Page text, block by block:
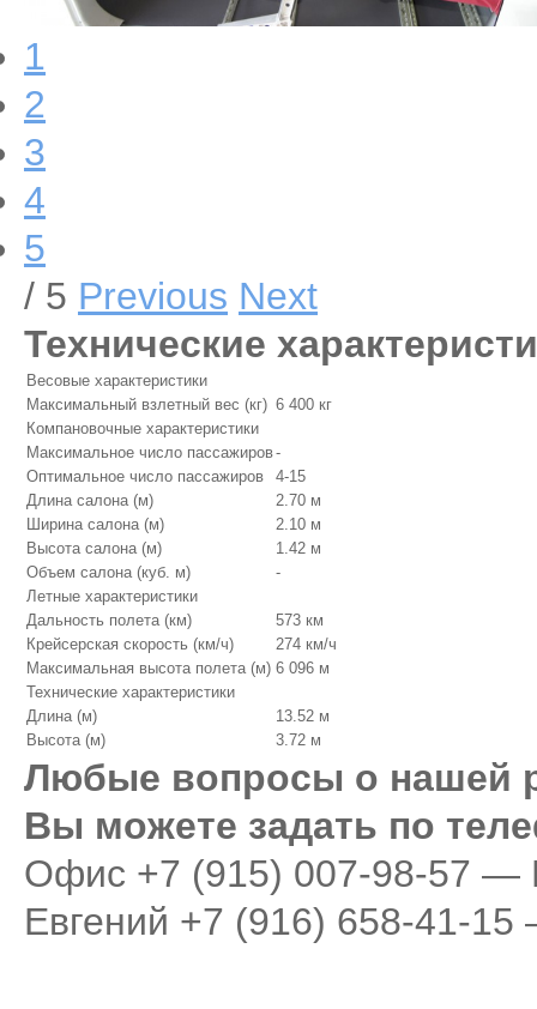
1
2
3
4
5
/ 5 Previous Next
Технические
Весовые характеристики
Максимальный взлетный вес (кг) 6 400 кг
Компановочные характеристики
Максимальное число пассажиров-
Оптимальное число пассажиров
4-15
Длина салона (м)
2.70 м
Ширина салона (м)
2.10 м
Высота салона (м)
1.42 м
Объем салона (куб. м)
-
Летные характеристики
Дальность полета (км)
573 км
Крейсерская скорость (км/ч)
274 км/ч
Максимальная высота полета (м) 6 096 м
Технические характеристики
Длина (м)
13.52 м
Высота (м)
3.72 м
Любые вопросы о нашей
Вы можете задать по
Oфис +7 (915) 007-98-57 —
Евгений +7 (916) 658-41-